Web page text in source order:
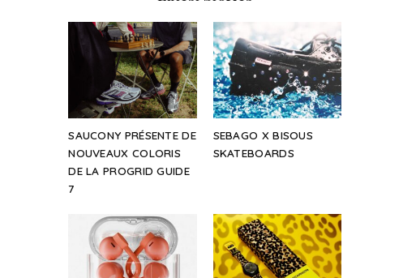
SAUCONY PRÉSENTE DE
NOUVEAUX COLORIS
DE LA PROGRID GUIDE
7
SEBAGO X BISOUS
SKATEBOARDS